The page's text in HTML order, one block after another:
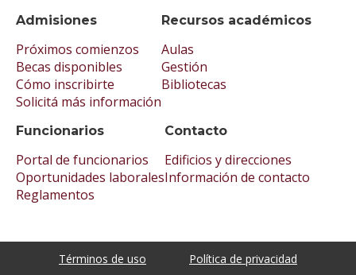
Admisiones
Próximos comienzos
Becas disponibles
Cómo inscribirte
Solicitá más información
Recursos académicos
Aulas
Gestión
Bibliotecas
Funcionarios
Portal de funcionarios
Oportunidades laborales
Reglamentos
Contacto
Edificios y direcciones
Información de contacto
Términos de uso Política de privacidad